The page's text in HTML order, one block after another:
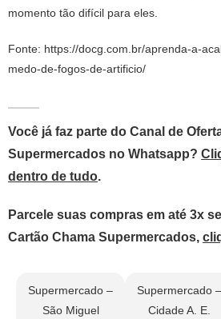
momento tão difícil para eles.
Fonte: https://docg.com.br/aprenda-a-
medo-de-fogos-de-artificio/
Você já faz parte do Canal de
Supermercados no Whatsapp?
dentro de tudo.
Parcele suas compras em até 3x
Cartão Chama Supermercados,
Supermercado –
São Miguel
Supermercado –
Cidade A. E.